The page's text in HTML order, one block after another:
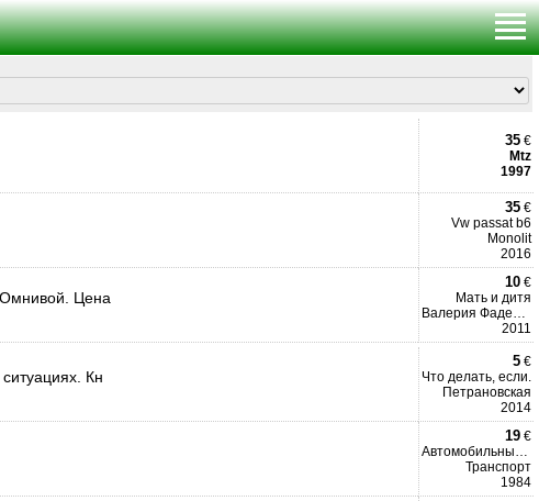
35 €
Mtz
1997
35 €
Vw passat b6
Monolit
2016
Цена
10 €
Мать и дитя
Валерия Фадеева
2011
Кн
5 €
Что делать, если.
Петрановская
2014
19 €
Автомобильный справочник
Транспорт
1984